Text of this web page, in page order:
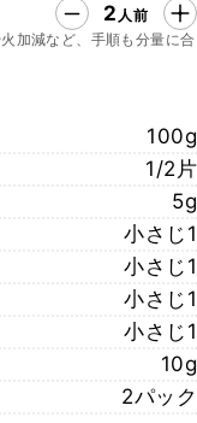
2 人前
加減など、手順も分量に合
100g
1/2片
5g
小さじ1
小さじ1
小さじ1
小さじ1
10g
2パック